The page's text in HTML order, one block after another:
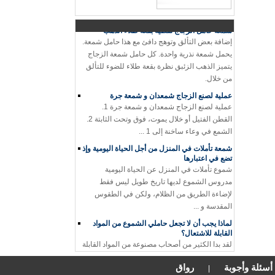
إضافة بعض التألق وتوهج دافئ مع هذا حامل شمعة.
يحمل شمعة نذرية واحدة. كل حامل شمعة الزجاج
يتميز الذهب الزئبق نظرة بقعة طلاء للضوء للتألق
من خلال.
الشمع في وعاء ساخنة إلى 1 ...
تضع في اعتبارها
شموع تأملات في المنزل عن الحياة اليومية
مدروس الشموع لديها تاريخ طويل ليس فقط
لإضاءة الطريق من الظلام، ولكن في الطقوس
المقدسة و ...
القابلة للاشتعال؟
لقد بدا الكثير من أصحاب مصنوعة من المواد القابلة
للاشتعال. عندما تحترق الشمعة لأسفل، ربما عندما
أسئلة وأجوبة رواق